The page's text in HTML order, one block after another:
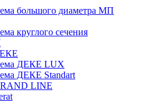
большого диаметра МП
круглого сечения
ДЕКЕ LUX
ДЕКЕ Standart
LINE